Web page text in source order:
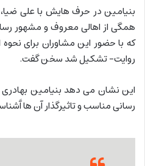
همگی از اهالی معروف و مشهور
که با حضور این مشاوران برای
روایت- تشکیل شد سخن گفت.
این نشان می دهد بنیامین بهادری
رسانی مناسب و تاثیرگذار آن ها